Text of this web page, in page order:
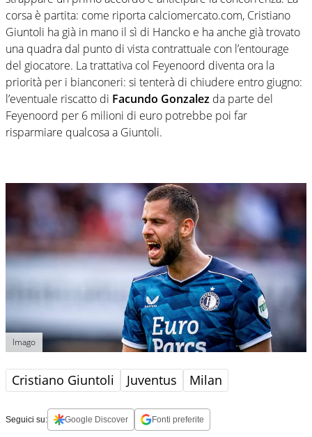
corsa è partita: come riporta calciomercato.com, Cristiano
Giuntoli ha già in mano il sì di Hancko e ha anche già trovato
una quadra dal punto di vista contrattuale con l’entourage
del giocatore. La trattativa col Feyenoord diventa ora la
priorità per i bianconeri: si tenterà di chiudere entro giugno:
l’eventuale riscatto di Facundo Gonzalez da parte del
Feyenoord per 6 milioni di euro potrebbe poi far
risparmiare qualcosa a Giuntoli.
Imago
Cristiano Giuntoli Juventus Milan
Seguici su: Google Discover Fonti preferite